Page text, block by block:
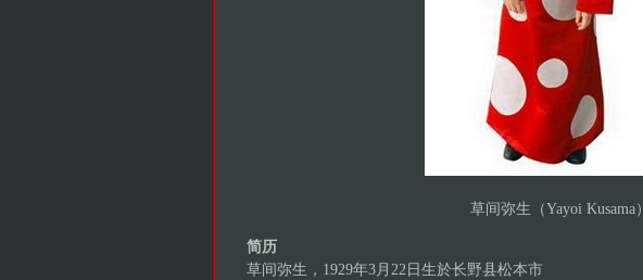
草间弥生（Yayoi Kusama）
简历
草间弥生，1929年3月22日生於长野县松本市